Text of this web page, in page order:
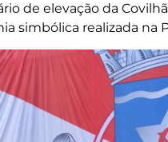
de elevação da
simbólica realizada na